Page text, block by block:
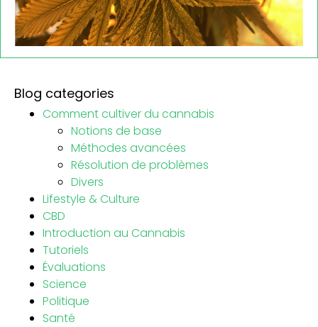
Blog categories
Comment cultiver du cannabis
Notions de base
Méthodes avancées
Résolution de problèmes
Divers
Lifestyle & Culture
CBD
Introduction au Cannabis
Tutoriels
Évaluations
Science
Politique
Santé